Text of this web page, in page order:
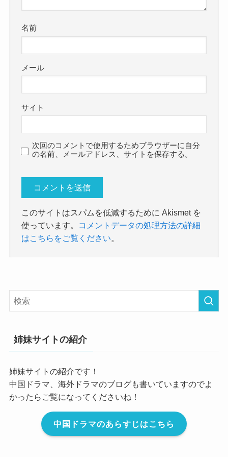
名前
メール
サイト
次回のコメントで使用するためブラウザーに自分
の名前、メールアドレス、サイトを保存する。
このサイトはスパムを低減するために Akismet を
使っています。
コメントデータの処理方法の詳細
はこちらをご覧ください。
姉妹サイトの紹介
姉妹サイトの紹介です！
中国ドラマ、海外ドラマのブログも書いていますのでよ
かったらご覧になってくださいね！
中国ドラマのあらすじはこちら